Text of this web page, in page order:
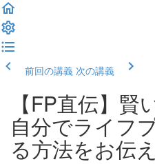
前回の講義 次の講義
【FP直伝】賢
自分でライフ
る方法をお伝